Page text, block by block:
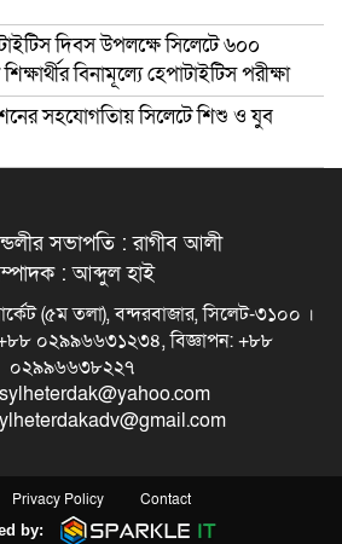
দিবস উপলক্ষে সিলেটে ৬০০
বিনামূল্যে হেপাটাইটিস পরীক্ষা
সহযোগতিায় সিলেটে শিশু ও যুব
সভাপতি : রাগীব আলী
: আব্দুল হাই
(৫ম তলা), বন্দরবাজার, সিলেট-৩১০০ ।
০২৯৯৬৬৩১২৩৪, বিজ্ঞাপন: +৮৮
০২৯৯৬৬৩৮২২৭
Privacy Policy Contact
by: